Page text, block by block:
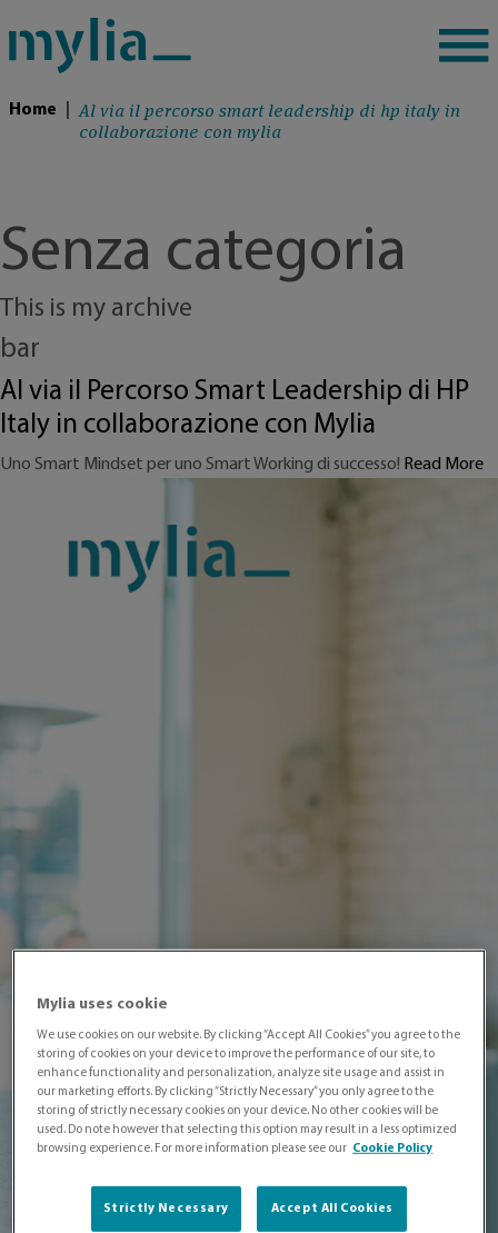
Home
Al via il percorso smart leadership di hp italy in
collaborazione con mylia
Senza categoria
This is my archive
bar
Al via il Percorso Smart Leadership di HP
Italy in collaborazione con Mylia
Uno Smart Mindset per uno Smart Working di successo! Read More
Mylia uses cookie
We use cookies on our website. By clicking “Accept All Cookies” you agree to the
storing of cookies on your device to improve the performance of our site, to
enhance functionality and personalization, analyze site usage and assist in
our marketing efforts. By clicking “Strictly Necessary” you only agree to the
storing of strictly necessary cookies on your device. No other cookies will be
used. Do note however that selecting this option may result in a less optimized
browsing experience. For more information please see our Cookie Policy
Strictly Necessary Accept All Cookies